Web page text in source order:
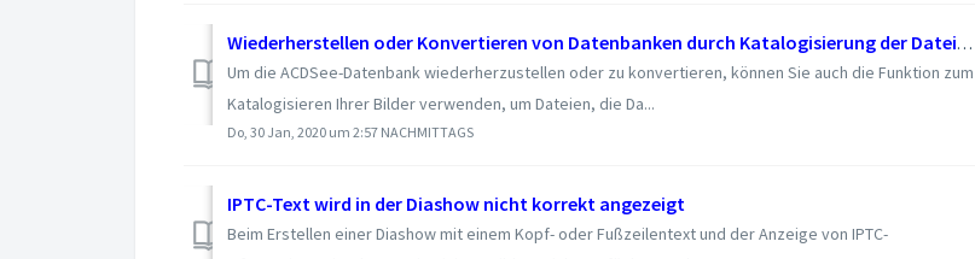
Wiederherstellen oder Konvertieren von Datenbanken durch Katalogisierung der Dateien mit eingebetteten ACDSee-Datenbankinformationen
Um die ACDSee-Datenbank wiederherzustellen oder zu konvertieren, können Sie auch die Funktion zum
Katalogisieren Ihrer Bilder verwenden, um Dateien, die Da...
Do, 30 Jan, 2020 um 2:57 NACHMITTAGS
IPTC-Text wird in der Diashow nicht korrekt angezeigt
Beim Erstellen einer Diashow mit einem Kopf- oder Fußzeilentext und der Anzeige von IPTC-